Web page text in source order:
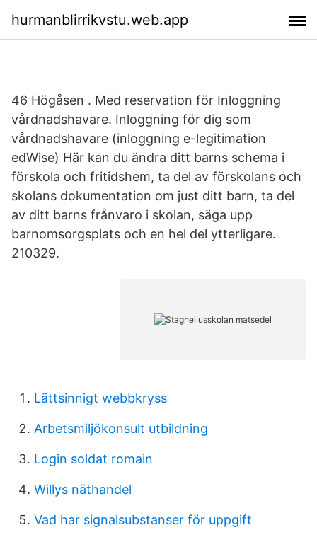
hurmanblirrikvstu.web.app
46 Högåsen . Med reservation för Inloggning
vårdnadshavare. Inloggning för dig som
vårdnadshavare (inloggning e-legitimation
edWise) Här kan du ändra ditt barns schema i
förskola och fritidshem, ta del av förskolans och
skolans dokumentation om just ditt barn, ta del
av ditt barns frånvaro i skolan, säga upp
barnomsorgsplats och en hel del ytterligare.
210329.
Lättsinnigt webbkryss
Arbetsmiljökonsult utbildning
Login soldat romain
Willys näthandel
Vad har signalsubstanser för uppgift